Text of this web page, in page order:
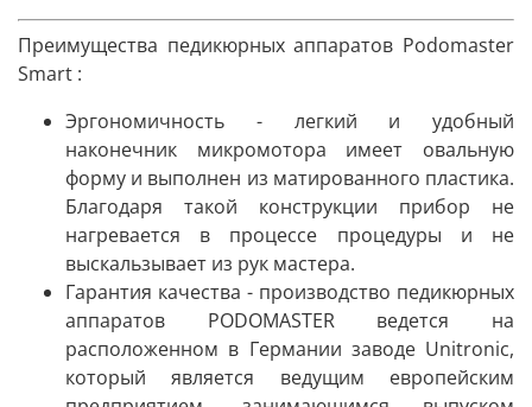
Преимущества педикюрных аппаратов Podomaster
Smart :
Эргономичность - легкий и удобный
наконечник микромотора имеет овальную
форму и выполнен из матированного пластика.
Благодаря такой конструкции прибор не
нагревается в процессе процедуры и не
выскальзывает из рук мастера.
Гарантия качества - производство педикюрных
аппаратов PODOMASTER ведется на
расположенном в Германии заводе Unitronic,
который является ведущим европейским